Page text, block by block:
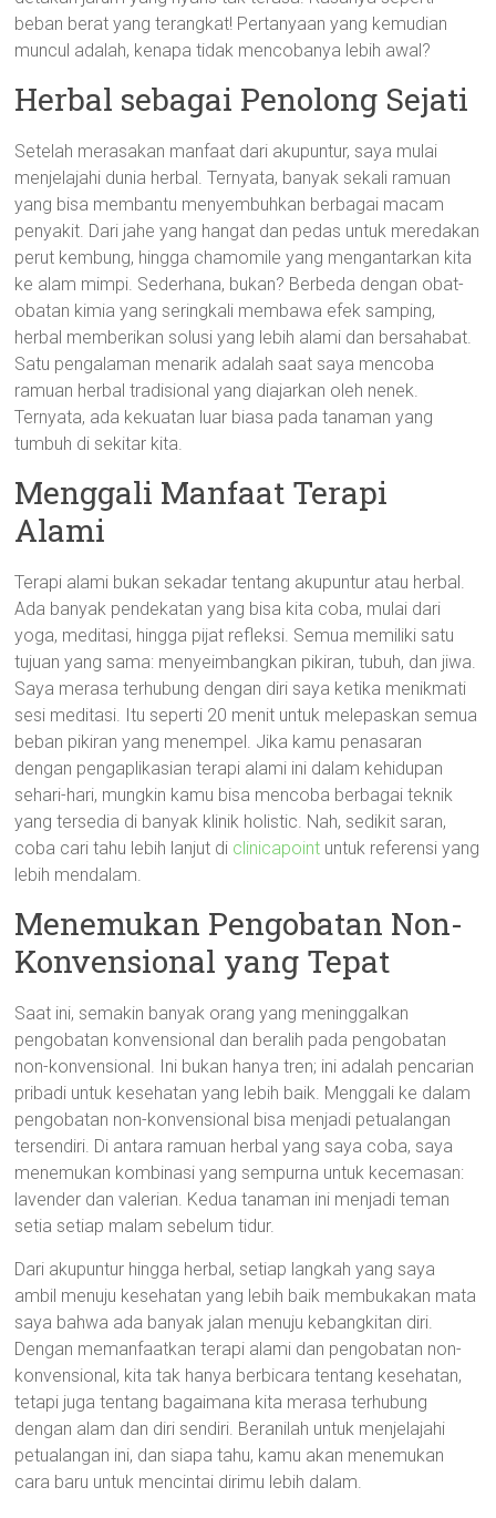
beban berat yang terangkat! Pertanyaan yang kemudian
muncul adalah, kenapa tidak mencobanya lebih awal?
Herbal sebagai Penolong Sejati
Setelah merasakan manfaat dari akupuntur, saya mulai
menjelajahi dunia herbal. Ternyata, banyak sekali ramuan
yang bisa membantu menyembuhkan berbagai macam
penyakit. Dari jahe yang hangat dan pedas untuk meredakan
perut kembung, hingga chamomile yang mengantarkan kita
ke alam mimpi. Sederhana, bukan? Berbeda dengan obat-
obatan kimia yang seringkali membawa efek samping,
herbal memberikan solusi yang lebih alami dan bersahabat.
Satu pengalaman menarik adalah saat saya mencoba
ramuan herbal tradisional yang diajarkan oleh nenek.
Ternyata, ada kekuatan luar biasa pada tanaman yang
tumbuh di sekitar kita.
Menggali Manfaat Terapi
Alami
Terapi alami bukan sekadar tentang akupuntur atau herbal.
Ada banyak pendekatan yang bisa kita coba, mulai dari
yoga, meditasi, hingga pijat refleksi. Semua memiliki satu
tujuan yang sama: menyeimbangkan pikiran, tubuh, dan jiwa.
Saya merasa terhubung dengan diri saya ketika menikmati
sesi meditasi. Itu seperti 20 menit untuk melepaskan semua
beban pikiran yang menempel. Jika kamu penasaran
dengan pengaplikasian terapi alami ini dalam kehidupan
sehari-hari, mungkin kamu bisa mencoba berbagai teknik
yang tersedia di banyak klinik holistic. Nah, sedikit saran,
coba cari tahu lebih lanjut di clinicapoint untuk referensi yang
lebih mendalam.
Menemukan Pengobatan Non-
Konvensional yang Tepat
Saat ini, semakin banyak orang yang meninggalkan
pengobatan konvensional dan beralih pada pengobatan
non-konvensional. Ini bukan hanya tren; ini adalah pencarian
pribadi untuk kesehatan yang lebih baik. Menggali ke dalam
pengobatan non-konvensional bisa menjadi petualangan
tersendiri. Di antara ramuan herbal yang saya coba, saya
menemukan kombinasi yang sempurna untuk kecemasan:
lavender dan valerian. Kedua tanaman ini menjadi teman
setia setiap malam sebelum tidur.
Dari akupuntur hingga herbal, setiap langkah yang saya
ambil menuju kesehatan yang lebih baik membukakan mata
saya bahwa ada banyak jalan menuju kebangkitan diri.
Dengan memanfaatkan terapi alami dan pengobatan non-
konvensional, kita tak hanya berbicara tentang kesehatan,
tetapi juga tentang bagaimana kita merasa terhubung
dengan alam dan diri sendiri. Beranilah untuk menjelajahi
petualangan ini, dan siapa tahu, kamu akan menemukan
cara baru untuk mencintai dirimu lebih dalam.